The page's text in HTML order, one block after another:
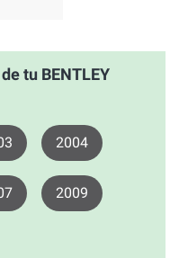
tu BENTLEY
2004
2009